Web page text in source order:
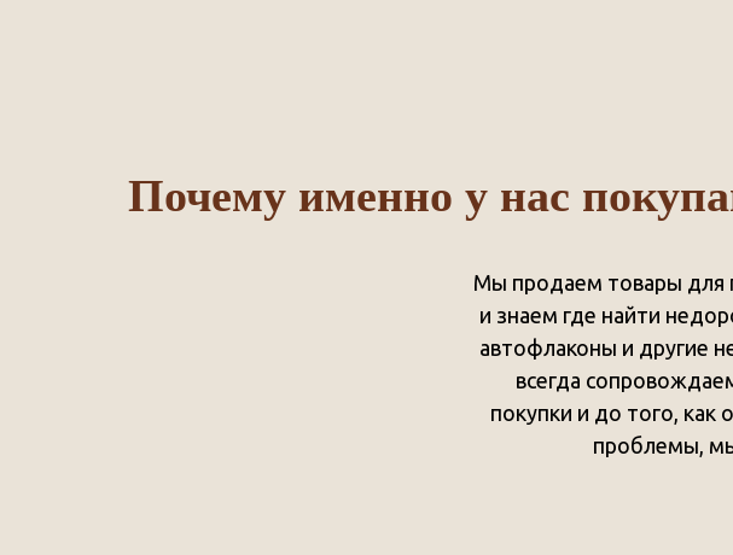
Почему именно у нас
Мы продаем товары для
и знаем где найти
автофлаконы и другие
всегда
покупки и до того, как
проблемы,